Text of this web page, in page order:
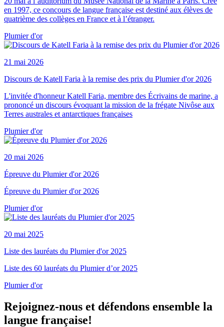
en 1997, ce concours de langue française est destiné aux élèves de
quatrième des collèges en France et à l’étranger.
Plumier d'or
21 mai 2026
Discours de Katell Faria à la remise des prix du Plumier d'or 2026
L'invitée d'honneur Katell Faria, membre des Écrivains de marine, a
prononcé un discours évoquant la mission de la frégate Nivôse aux
Terres australes et antarctiques françaises
Plumier d'or
20 mai 2026
Épreuve du Plumier d'or 2026
Épreuve du Plumier d'or 2026
Plumier d'or
20 mai 2025
Liste des lauréats du Plumier d'or 2025
Liste des 60 lauréats du Plumier d’or 2025
Plumier d'or
Rejoignez-nous et défendons ensemble la
langue française!